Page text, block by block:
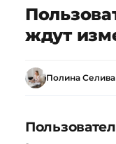
ждут
Полина